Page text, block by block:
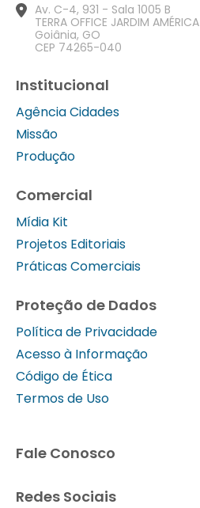
Av. C-4, 931 - Sala 1005 B
TERRA OFFICE JARDIM AMÉRICA
Goiânia, GO
CEP 74265-040
Institucional
Agência Cidades
Missão
Produção
Comercial
Mídia Kit
Projetos Editoriais
Práticas Comerciais
Proteção de Dados
Política de Privacidade
Acesso à Informação
Código de Ética
Termos de Uso
Fale Conosco
Redes Sociais